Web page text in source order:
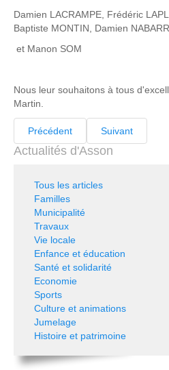
Damien LACRAMPE, Frédéric
Baptiste MONTIN, Damien
et Manon SOM
Nous leur souhaitons à tous
Martin.
Précédent Suivant
Actualités d'Asson
Tous les articles
Familles
Municipalité
Travaux
Vie locale
Enfance et éducation
Santé et solidarité
Economie
Sports
Culture et animations
Jumelage
Histoire et patrimoine